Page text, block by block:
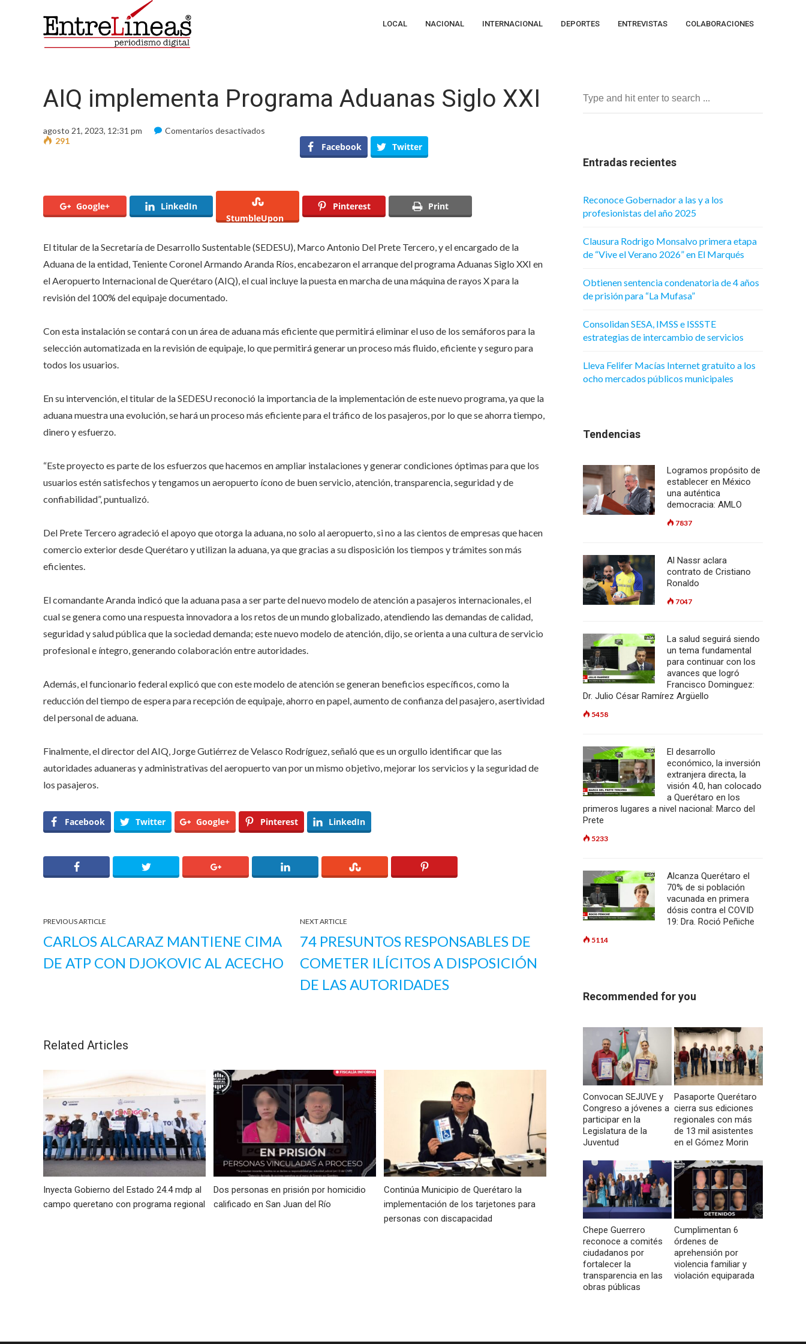
LOCAL NACIONAL INTERNACIONAL DEPORTES ENTREVISTAS COLABORACIONES
AIQ implementa Programa Aduanas Siglo XXI
agosto 21, 2023, 12:31 pm Comentarios desactivados
implementa
Programa
XXI
291
Facebook Twitter
Google+
LinkedIn
StumbleUpon
Pinterest Print
El titular de la Secretaría de Desarrollo Sustentable (SEDESU), Marco Antonio Del Prete Tercero, y el encargado de la
Aduana de la entidad, Teniente Coronel Armando Aranda Ríos, encabezaron el arranque del programa Aduanas Siglo XXI en
el Aeropuerto Internacional de Querétaro (AIQ), el cual incluye la puesta en marcha de una máquina de rayos X para la
revisión del 100% del equipaje documentado.
Con esta instalación se contará con un área de aduana más eficiente que permitirá eliminar el uso de los semáforos para la
selección automatizada en la revisión de equipaje, lo que permitirá generar un proceso más fluido, eficiente y seguro para
todos los usuarios.
En su intervención, el titular de la SEDESU reconoció la importancia de la implementación de este nuevo programa, ya que la
aduana muestra una evolución, se hará un proceso más eficiente para el tráfico de los pasajeros, por lo que se ahorra tiempo,
dinero y esfuerzo.
“Este proyecto es parte de los esfuerzos que hacemos en ampliar instalaciones y generar condiciones óptimas para que los
usuarios estén satisfechos y tengamos un aeropuerto ícono de buen servicio, atención, transparencia, seguridad y de
confiabilidad”, puntualizó.
Del Prete Tercero agradeció el apoyo que otorga la aduana, no solo al aeropuerto, si no a las cientos de empresas que hacen
comercio exterior desde Querétaro y utilizan la aduana, ya que gracias a su disposición los tiempos y trámites son más
eficientes.
El comandante Aranda indicó que la aduana pasa a ser parte del nuevo modelo de atención a pasajeros internacionales, el
cual se genera como una respuesta innovadora a los retos de un mundo globalizado, atendiendo las demandas de calidad,
seguridad y salud pública que la sociedad demanda; este nuevo modelo de atención, dijo, se orienta a una cultura de servicio
profesional e íntegro, generando colaboración entre autoridades.
Además, el funcionario federal explicó que con este modelo de atención se generan beneficios específicos, como la
reducción del tiempo de espera para recepción de equipaje, ahorro en papel, aumento de confianza del pasajero, asertividad
del personal de aduana.
Finalmente, el director del AIQ, Jorge Gutiérrez de Velasco Rodríguez, señaló que es un orgullo identificar que las
autoridades aduaneras y administrativas del aeropuerto van por un mismo objetivo, mejorar los servicios y la seguridad de
los pasajeros.
Facebook Twitter Google+ Pinterest LinkedIn
PREVIOUS ARTICLE
CARLOS ALCARAZ MANTIENE CIMA
DE ATP CON DJOKOVIC AL ACECHO
NEXT ARTICLE
74 PRESUNTOS RESPONSABLES DE
COMETER ILÍCITOS A DISPOSICIÓN
DE LAS AUTORIDADES
Related Articles
Inyecta Gobierno del Estado 24.4 mdp al
campo queretano con programa regional
Dos personas en prisión por homicidio
calificado en San Juan del Río
Continúa Municipio de Querétaro la
implementación de los tarjetones para
personas con discapacidad
Entradas recientes
Reconoce Gobernador a las y a los
profesionistas del año 2025
Clausura Rodrigo Monsalvo primera etapa
de “Vive el Verano 2026” en El Marqués
Obtienen sentencia condenatoria de 4 años
de prisión para “La Mufasa”
Consolidan SESA, IMSS e ISSSTE
estrategias de intercambio de servicios
Lleva Felifer Macías Internet gratuito a los
ocho mercados públicos municipales
Tendencias
Logramos propósito de
establecer en México
una auténtica
democracia: AMLO
7837
Al Nassr aclara
contrato de Cristiano
Ronaldo
7047
La salud seguirá siendo
un tema fundamental
para continuar con los
avances que logró
Francisco Dominguez:
Dr. Julio César Ramírez Argüello
5458
El desarrollo
económico, la inversión
extranjera directa, la
visión 4.0, han colocado
a Querétaro en los
primeros lugares a nivel nacional: Marco del
Prete
5233
Alcanza Querétaro el
70% de si población
vacunada en primera
dósis contra el COVID
19: Dra. Roció Peñiche
5114
Recommended for you
Convocan SEJUVE y
Congreso a jóvenes a
participar en la
Legislatura de la
Juventud
Pasaporte Querétaro
cierra sus ediciones
regionales con más
de 13 mil asistentes
en el Gómez Morin
Chepe Guerrero
reconoce a comités
ciudadanos por
fortalecer la
transparencia en las
obras públicas
Cumplimentan 6
órdenes de
aprehensión por
violencia familiar y
violación equiparada